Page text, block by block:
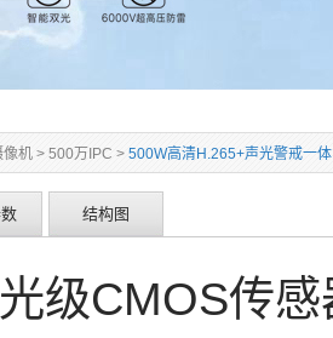
像机 > 500万IPC > 500W高清H.265+声光警戒一
结构图
级CMOS传感